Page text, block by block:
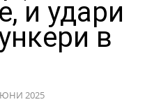
и удари
в
2025